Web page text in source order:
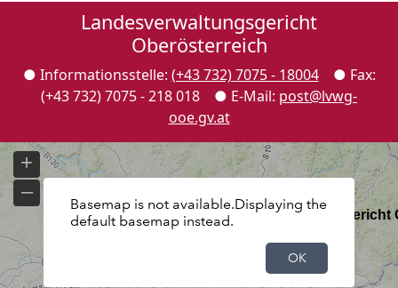
Landesverwaltungsgericht
Oberösterreich
● Informationsstelle: (+43 732) 7075 - 18004● Fax:
(+43 732) 7075 - 218 018 ● E-Mail: post@lvwg-
ooe.gv.at